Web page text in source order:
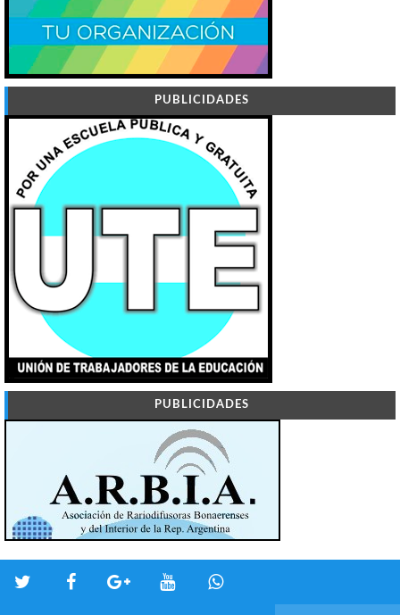
PUBLICIDADES
PUBLICIDADES